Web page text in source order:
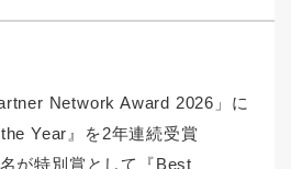
Network Award 2026」に
Year』を2年連続受賞
が特別賞として『Best